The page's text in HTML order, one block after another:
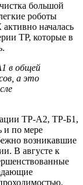
большой
роботы
началась
ТР, которые в
в общей
а это
ТР-А2, ТР-Б1,
и по мере
возникавшие
В августе к